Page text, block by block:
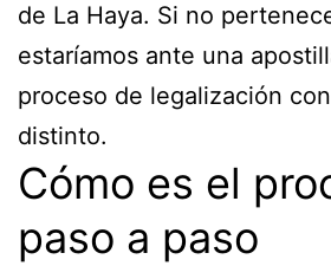
de La Haya. Si no
estaríamos ante una
proceso de legalización
distinto.
Cómo es el
paso a paso